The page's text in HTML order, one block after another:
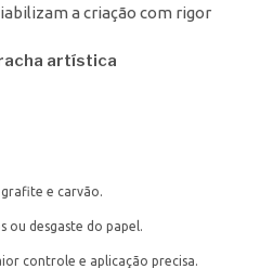
a criação com rigor
artística
e carvão.
ou desgaste do papel.
controle e aplicação precisa.